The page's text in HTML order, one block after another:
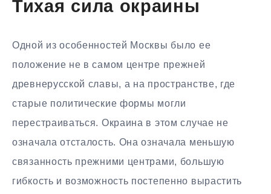
Тихая сила окраины
Одной из особенностей Москвы было ее
положение не в самом центре прежней
древнерусской славы, а на пространстве, где
старые политические формы могли
перестраиваться. Окраина в этом случае не
означала отсталость. Она означала меньшую
связанность прежними центрами, большую
гибкость и возможность постепенно вырастить